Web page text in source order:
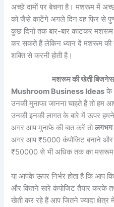
अच्छे दामों पर बेचना है। मशरूम में
को जैसे काटेंगे अगले दिन वह फिर से
कुछ दिनों तक बार-बार काटकर
कर सकते हैं लेकिन ध्यान दें मशरूम
शक्ति से करनी होती है।
मशरूम की खेती बिजनेस
Mushroom Business Ideas के
उनकी मुनाफा जानना चाहते हैं तो हम
उनकी इनकी लागत के बारे में ऊपर
अगर आप मुनाफे की बात करें तोलगभग
अगर आप ₹5000 कंपोजिट बनाने और
₹50000 से भी अधिक तक का मसरूम
या आपके ऊपर निर्भर होता है कि आप
और कितने सारे कंपोजिट तैयार करके
खेती कर रहे हैं आप जितने ज्यादा क्षेत्र